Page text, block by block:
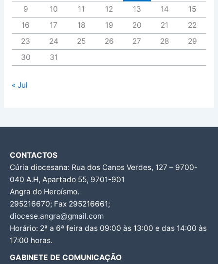
9
10 11 12 13 14
15
16
17 18 19 20 21
22
23
24 25 26 27 28
29
30
31
« Jul
CONTACTOS
Cúria diocesana: Rua dos Canos Verdes, 127 – 9700-
040 A.H, Apartado 55, 9701-901
Angra do Heroísmo.
295216670; Fax 295216661;
diocese.angra@gmail.com
Horário: 2ª a 6ª feira das 09:00 às 13:00 e das 14:00 às
17:00 horas.
GABINETE DE COMUNICAÇÃO